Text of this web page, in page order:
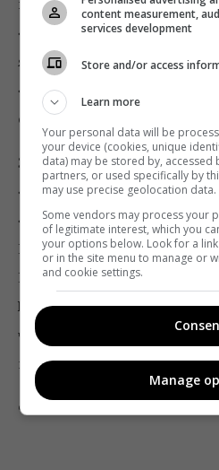
«Всеукраїнське
яке в червні – липні
«Слуга народу»
себе у Facebook.
За кількістю оголошень
«Бойко – прем’єр», що агітує
«Опозиційної платформи
Бойка. Від її імені було 1
На другому місці за
Шарія», яку очолює блогер
червні та липні запустила
ще 306, не вказавши, хто
Фото: Pinterest
content measurement,
services development
Store and/or access
Learn more
Your personal data will be
your device (cookies, unique
data) may be stored by, accessed
partners, or used specifically by
may use precise geolocation data.
Some vendors may process your
of legitimate interest, which you
your options below. Look for a
or in the site menu to manage or
and cookie settings.
Manage